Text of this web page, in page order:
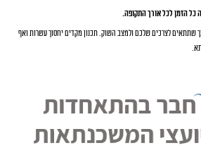
הזמן לכל אורך התקופה.
שתתאים לצרכים שלכם ולמצב השוק. תכנון מקדים יחסוך עשרות ואף